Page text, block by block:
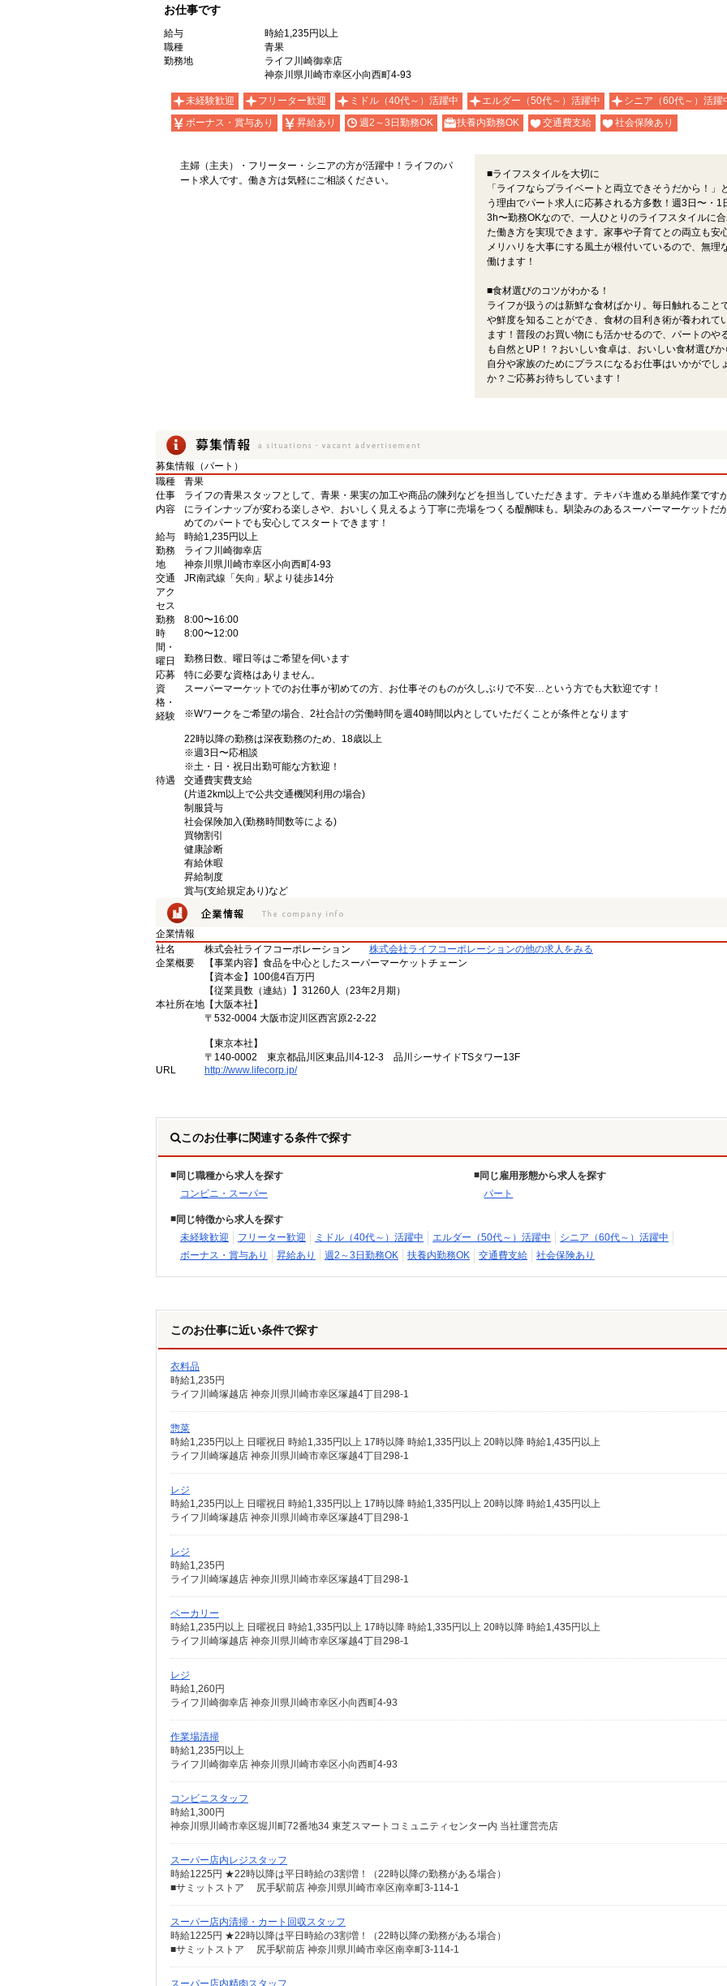
お仕事です
給与
時給1,235円以上
職種
青果
勤務地
ライフ川崎御幸店
神奈川県川崎市幸区小向西町4-93
未経験歓迎 フリーター歓迎 ミドル（40代～）活躍中 エルダー（50代～）活躍中
シニア（60代～）活躍
ボーナス・賞与あり
昇給あり 週2～3日勤務OK 扶養内勤務OK 交通費支給 社会保険あり
主婦（主夫）・フリーター・シニアの方が活躍中！ライフのパ
ート求人です。働き方は気軽にご相談ください。
■ライフスタイルを大切に
「ライフならプライベートと両立できそうだから！」
う理由でパート求人に応募される方多数！週3日〜・1
3h〜勤務OKなので、一人ひとりのライフスタイルに
た働き方を実現できます。家事や子育てとの両立も安
メリハリを大事にする風土が根付いているので、無理
働けます！
■食材選びのコツがわかる！
ライフが扱うのは新鮮な食材ばかり。毎日触れること
や鮮度を知ることができ、食材の目利き術が養われて
ます！普段のお買い物にも活かせるので、パートのや
も自然とUP！？おいしい食卓は、おいしい食材選びか
自分や家族のためにプラスになるお仕事はいかがでし
か？ご応募お待ちしています！
募集情報（パート）
職種
青果
仕事
内容
ライフの青果スタッフとして、青果・果実の加工や商品の陳列などを担当していただきます。テキパキ進める単純作業です
にラインナップが変わる楽しさや、おいしく見えるよう丁寧に売場をつくる醍醐味も。馴染みのあるスーパーマーケットだ
めてのパートでも安心してスタートできます！
給与
時給1,235円以上
勤務
地
ライフ川崎御幸店
神奈川県川崎市幸区小向西町4-93
交通
アク
セス
JR南武線「矢向」駅より徒歩14分
勤務
時
間・
曜日
8:00〜16:00
8:00〜12:00
勤務日数、曜日等はご希望を伺います
応募
資
格・
経験
特に必要な資格はありません。
スーパーマーケットでのお仕事が初めての方、お仕事そのものが久しぶりで不安…という方でも大歓迎です！
※Wワークをご希望の場合、2社合計の労働時間を週40時間以内としていただくことが条件となります
22時以降の勤務は深夜勤務のため、18歳以上
※週3日〜応相談
※土・日・祝日出勤可能な方歓迎！
待遇
交通費実費支給
(片道2km以上で公共交通機関利用の場合)
制服貸与
社会保険加入(勤務時間数等による)
買物割引
健康診断
有給休暇
昇給制度
賞与(支給規定あり)など
企業情報
社名
株式会社ライフコーポレーション
株式会社ライフコーポレーションの他の求人をみる
企業概要
【事業内容】食品を中心としたスーパーマーケットチェーン
【資本金】100億4百万円
【従業員数（連結）】31260人（23年2月期）
本社所在地 【大阪本社】
〒532-0004 大阪市淀川区西宮原2-2-22
【東京本社】
〒140-0002 東京都品川区東品川4-12-3 品川シーサイドTSタワー13F
URL
http://www.lifecorp.jp/
このお仕事に関連する条件で探す
同じ職種から求人を探す
コンビニ・スーパー
同じ雇用形態から求人を探す
パート
同じ特徴から求人を探す
未経験歓迎
フリーター歓迎 ミドル（40代～）活躍中 エルダー（50代～）活躍中
シニア（60代～）活躍中
ボーナス・賞与あり
昇給あり 週2～3日勤務OK 扶養内勤務OK 交通費支給 社会保険あり
このお仕事に近い条件で探す
衣料品
時給1,235円
ライフ川崎塚越店 神奈川県川崎市幸区塚越4丁目298-1
惣菜
時給1,235円以上 日曜祝日 時給1,335円以上 17時以降 時給1,335円以上 20時以降 時給1,435円以上
ライフ川崎塚越店 神奈川県川崎市幸区塚越4丁目298-1
レジ
時給1,235円以上 日曜祝日 時給1,335円以上 17時以降 時給1,335円以上 20時以降 時給1,435円以上
ライフ川崎塚越店 神奈川県川崎市幸区塚越4丁目298-1
レジ
時給1,235円
ライフ川崎塚越店 神奈川県川崎市幸区塚越4丁目298-1
ベーカリー
時給1,235円以上 日曜祝日 時給1,335円以上 17時以降 時給1,335円以上 20時以降 時給1,435円以上
ライフ川崎塚越店 神奈川県川崎市幸区塚越4丁目298-1
レジ
時給1,260円
ライフ川崎御幸店 神奈川県川崎市幸区小向西町4-93
作業場清掃
時給1,235円以上
ライフ川崎御幸店 神奈川県川崎市幸区小向西町4-93
コンビニスタッフ
時給1,300円
神奈川県川崎市幸区堀川町72番地34 東芝スマートコミュニティセンター内 当社運営売店
スーパー店内レジスタッフ
時給1225円 ★22時以降は平日時給の3割増！（22時以降の勤務がある場合）
■サミットストア 尻手駅前店 神奈川県川崎市幸区南幸町3-114-1
スーパー店内清掃・カート回収スタッフ
時給1225円 ★22時以降は平日時給の3割増！（22時以降の勤務がある場合）
■サミットストア 尻手駅前店 神奈川県川崎市幸区南幸町3-114-1
スーパー店内精肉スタッフ